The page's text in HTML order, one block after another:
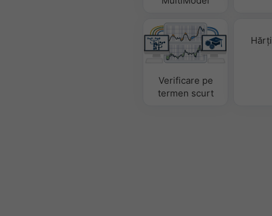
Verificare pe
termen scurt